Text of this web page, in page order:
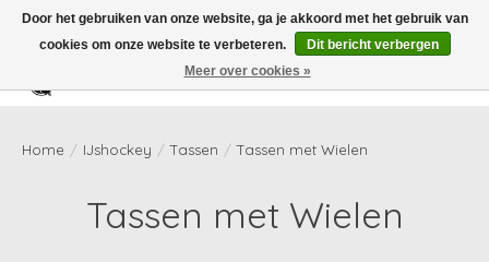
Verlanglijst
Home / IJshockey / Tassen / Tassen met Wielen
Tassen met Wielen
Door het gebruiken van onze website, ga je akkoord met het gebruik van
cookies om onze website te verbeteren.
Dit bericht verbergen
Meer over cookies »